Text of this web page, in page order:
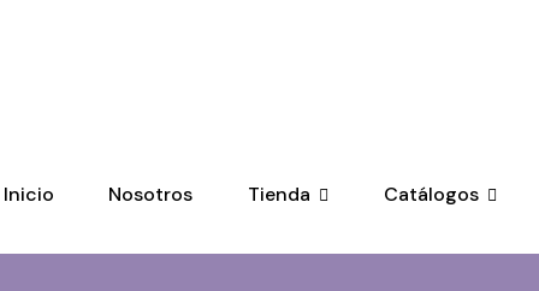
Inicio Nosotros Tienda Catálogos